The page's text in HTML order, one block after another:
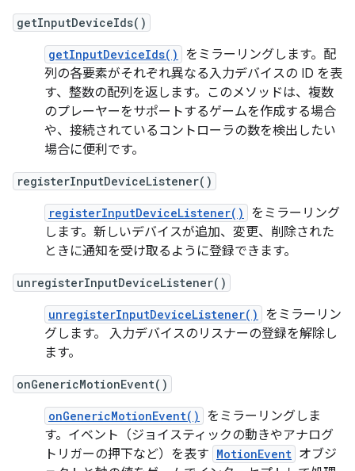
getInputDeviceIds()
getInputDeviceIds()
をミラーリングします。配
列の各要素がそれぞれ異なる入力デバイスの ID を表
す、整数の配列を返します。このメソッドは、複数
のプレーヤーをサポートするゲームを作成する場合
や、接続されているコントローラの数を検出したい
場合に便利です。
registerInputDeviceListener()
registerInputDeviceListener()
をミラーリング
します。新しいデバイスが追加、変更、削除された
ときに通知を受け取るように登録できます。
unregisterInputDeviceListener()
unregisterInputDeviceListener()
をミラーリン
グします。 入力デバイスのリスナーの登録を解除し
ます。
onGenericMotionEvent()
onGenericMotionEvent()
をミラーリングしま
す。イベント（ジョイスティックの動きやアナログ
トリガーの押下など）を表す MotionEvent オブジ